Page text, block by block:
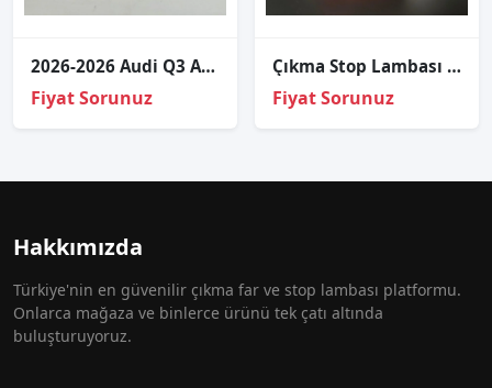
2026-2026 Audi Q3 Arka Reflektör 83A945105A
Fiyat Sorunuz
Çıkma Stop Lambası Sağ İç Arka Audi A3 Sedan 8V5945076
Fiyat Sorunuz
Hakkımızda
Türkiye'nin en güvenilir çıkma far ve stop lambası platformu.
Onlarca mağaza ve binlerce ürünü tek çatı altında
buluşturuyoruz.